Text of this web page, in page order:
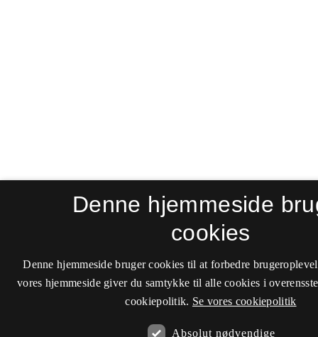
Denne hjemmeside
cookies
Denne hjemmeside bruger cookies til at forbedre
vores hjemmeside giver du samtykke til alle cookies i
cookiepolitik. Se vores cookiepolitik
Absolut nødvendige